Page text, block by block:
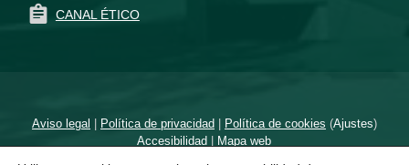
CANAL ÉTICO
Aviso legal | Política de privacidad| Política de cookies (Ajustes)
Accesibilidad | Mapa web